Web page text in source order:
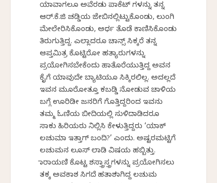
ಯಾವಾಗಲೂ ಅವೆರಡು ಪಾಕೆಟ್ ಗಳನ್ನು ತನ್ನ
ಆರ್.ಕೆ.ಜಿ ಚಡ್ಡಿಯ ಜೇಬಿನಲ್ಲಿಟ್ಟುಕೊಂಡು, ಲುಂಗಿ
ಮೇಲೇರಿಸಿಕೊಂಡು, ಅರ್ಧ ತೊಡೆ ಕಾಣಿಸಿಕೊಂಡು
ತಿರುಗುತ್ತಿದ್ದ. ಎಲ್ಲಾದರೂ ಚಾನ್ಸ್ ಸಿಕ್ಕರೆ ತನ್ನ
ಆಪ್ತಮಿತ್ರ ಕೊಟ್ಟಿರೋ ಹತ್ಯಾರುಗಳನ್ನು
ಪ್ರಯೋಗಿಸಬೇಕೆಂದು ಹಾತೊರೆಯುತ್ತಿದ್ದ ಅವನ
ಕೈಗೆ ಯಾವುದೇ ಬ್ಯಾಟಿಯೂ ಸಿಕ್ಕಿರಲಿಲ್ಲ. ಅದಲ್ಲದೆ
ಇವನ ಮೂರೋತ್ತೂ ಕಬಡ್ಡಿ ನೋಡುವ ಚಾಳಿಯ
ಬಗ್ಗೆ ಊರಿಡೀ ಜನರಿಗೆ ಗೊತ್ತಿದ್ದರಿಂದ ಇವನು
ತಮ್ಮ ಓಣಿಯ ಬೀದಿಯಲ್ಲಿ ಸುಳಿದಾಡಿದರೂ
ಸಾಕು ಹಿರಿಯರು ನಿಲ್ಲಿಸಿ ಕೇಳುತ್ತಿದ್ದರು ‘ಯಾಕ್
ಲಚುಮಾ ಇತ್ತಾಗ್ ಬಂದಿ?’ ಎಂದು. ಅಷ್ಟರಮಟ್ಟಿಗೆ
ಲಚುಮನ ಲೂಸ್ ಲಾಡಿ ವಿಷಯ ಹಬ್ಬಿತ್ತು.
ನಾರಾಯಣಿ ಕೊಟ್ಟ ಶಸ್ತ್ರಾಸ್ತ್ರಗಳನ್ನು ಪ್ರಯೋಗಿಸಲು
ತಕ್ಕ ಅವಕಾಶ ಸಿಗದೆ ಹತಾಶನಾಗಿದ್ದ ಲಚುಮ